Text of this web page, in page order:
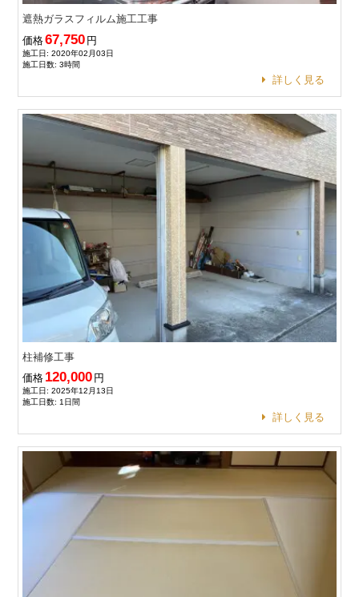
遮熱ガラスフィルム施工工事
価格67,750 円
施工日: 2020年02月03日
施工日数: 3時間
詳しく見る
柱補修工事
価格 120,000 円
施工日: 2025年12月13日
施工日数: 1日間
詳しく見る